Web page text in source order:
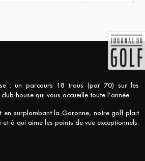
: un parcours 18 trous (par 70) sur les
house qui vous accueille toute l’année.
en surplombant la Garonne, notre golf plait
à qui aime les points de vue exceptionnels.